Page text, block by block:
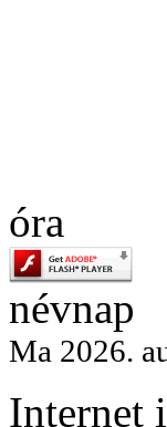
óra
névnap
Ma 2026.
Internet